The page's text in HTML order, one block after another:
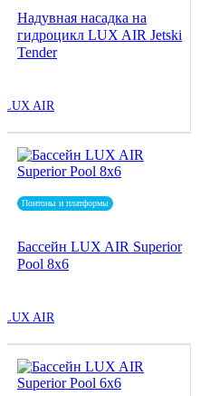
Надувная насадка на
гидроцикл LUX AIR Jetski
Tender
LUX AIR
Понтоны и платформы
Бассейн LUX AIR Superior
Pool 8x6
LUX AIR